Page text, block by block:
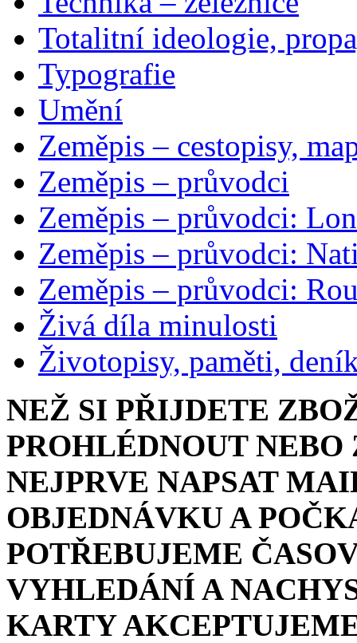
Totalitní ideologie,
Typografie
Umění
Zeměpis – cestopisy,
Zeměpis – průvodci
Zeměpis – průvodci:
Zeměpis – průvodci:
Zeměpis – průvodci:
Živá díla minulosti
Životopisy, paměti,
NEŽ SI PŘIJDETE
PROHLÉDNOUT
NEJPRVE NAPSAT
OBJEDNÁVKU A
POTŘEBUJEME
VYHLEDÁNÍ A
KARTY